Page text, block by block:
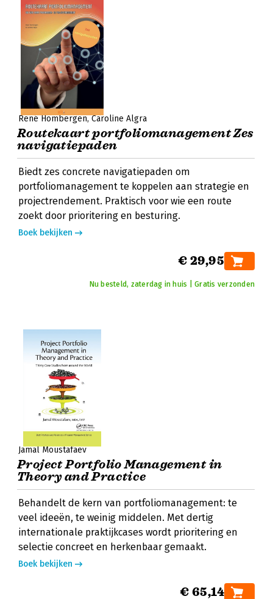
René Hombergen Caroline Algra
Routekaart portfoliomanagement Zes
navigatiepaden
Biedt zes concrete navigatiepaden om
portfoliomanagement te koppelen aan strategie en
projectrendement. Praktisch voor wie een route
zoekt door prioritering en besturing.
Boek bekijken
€ 29,95
Nu besteld, zaterdag in huis | Gratis verzonden
Jamal Moustafaev
Project Portfolio Management in
Theory and Practice
Behandelt de kern van portfoliomanagement: te
veel ideeën, te weinig middelen. Met dertig
internationale praktijkcases wordt prioritering en
selectie concreet en herkenbaar gemaakt.
Boek bekijken
€ 65,14